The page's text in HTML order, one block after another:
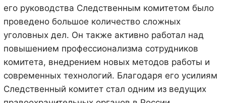
его руководства Следственным комитетом было
проведено большое количество сложных
уголовных дел. Он также активно работал над
повышением профессионализма сотрудников
комитета, внедрением новых методов работы и
современных технологий. Благодаря его усилиям
Следственный комитет стал одним из ведущих